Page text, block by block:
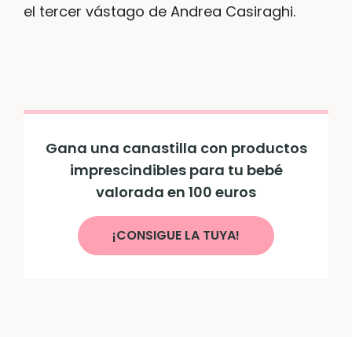
el tercer vástago de Andrea Casiraghi.
Gana una canastilla con productos
imprescindibles para tu bebé
valorada en 100 euros
¡CONSIGUE LA TUYA!